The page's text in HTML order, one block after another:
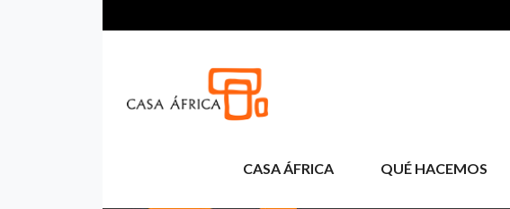
CASA ÁFRICA QUÉ HACEMOS